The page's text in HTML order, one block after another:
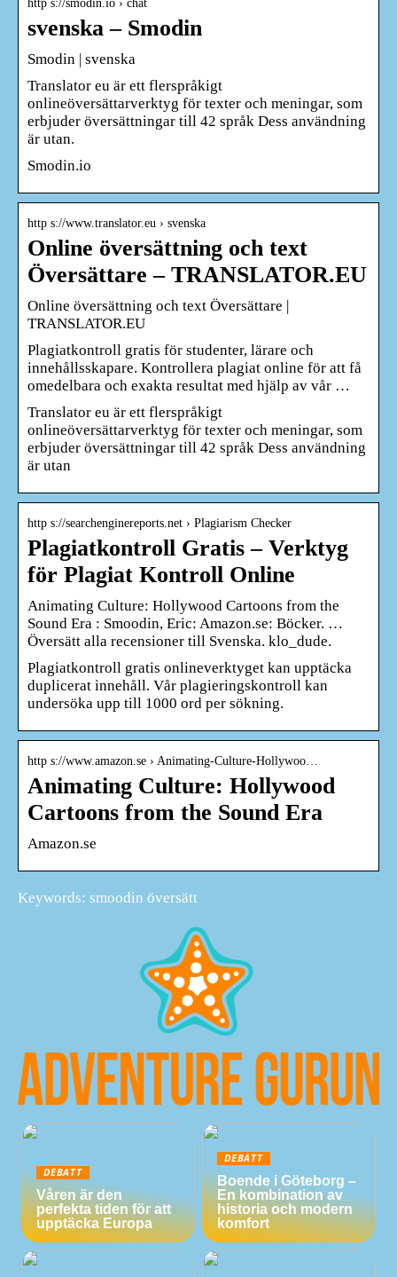
http s://smodin.io › chat
svenska – Smodin
Smodin | svenska
Translator eu är ett flerspråkigt
onlineöversättarverktyg för texter och meningar, som
erbjuder översättningar till 42 språk Dess användning
är utan.
Smodin.io
http s://www.translator.eu › svenska
Online översättning och text
Översättare – TRANSLATOR.EU
Online översättning och text Översättare |
TRANSLATOR.EU
Plagiatkontroll gratis för studenter, lärare och
innehållsskapare. Kontrollera plagiat online för att få
omedelbara och exakta resultat med hjälp av vår …
Translator eu är ett flerspråkigt
onlineöversättarverktyg för texter och meningar, som
erbjuder översättningar till 42 språk Dess användning
är utan
http s://searchenginereports.net › Plagiarism Checker
Plagiatkontroll Gratis – Verktyg
för Plagiat Kontroll Online
Animating Culture: Hollywood Cartoons from the
Sound Era : Smoodin, Eric: Amazon.se: Böcker. …
Översätt alla recensioner till Svenska. klo_dude.
Plagiatkontroll gratis onlineverktyget kan upptäcka
duplicerat innehåll. Vår plagieringskontroll kan
undersöka upp till 1000 ord per sökning.
http s://www.amazon.se › Animating-Culture-Hollywoo…
Animating Culture: Hollywood
Cartoons from the Sound Era
Amazon.se
Keywords: smoodin översätt
DEBATT
Våren är den
perfekta tiden för att
upptäcka Europa
DEBATT
Boende i Göteborg –
En kombination av
historia och modern
komfort